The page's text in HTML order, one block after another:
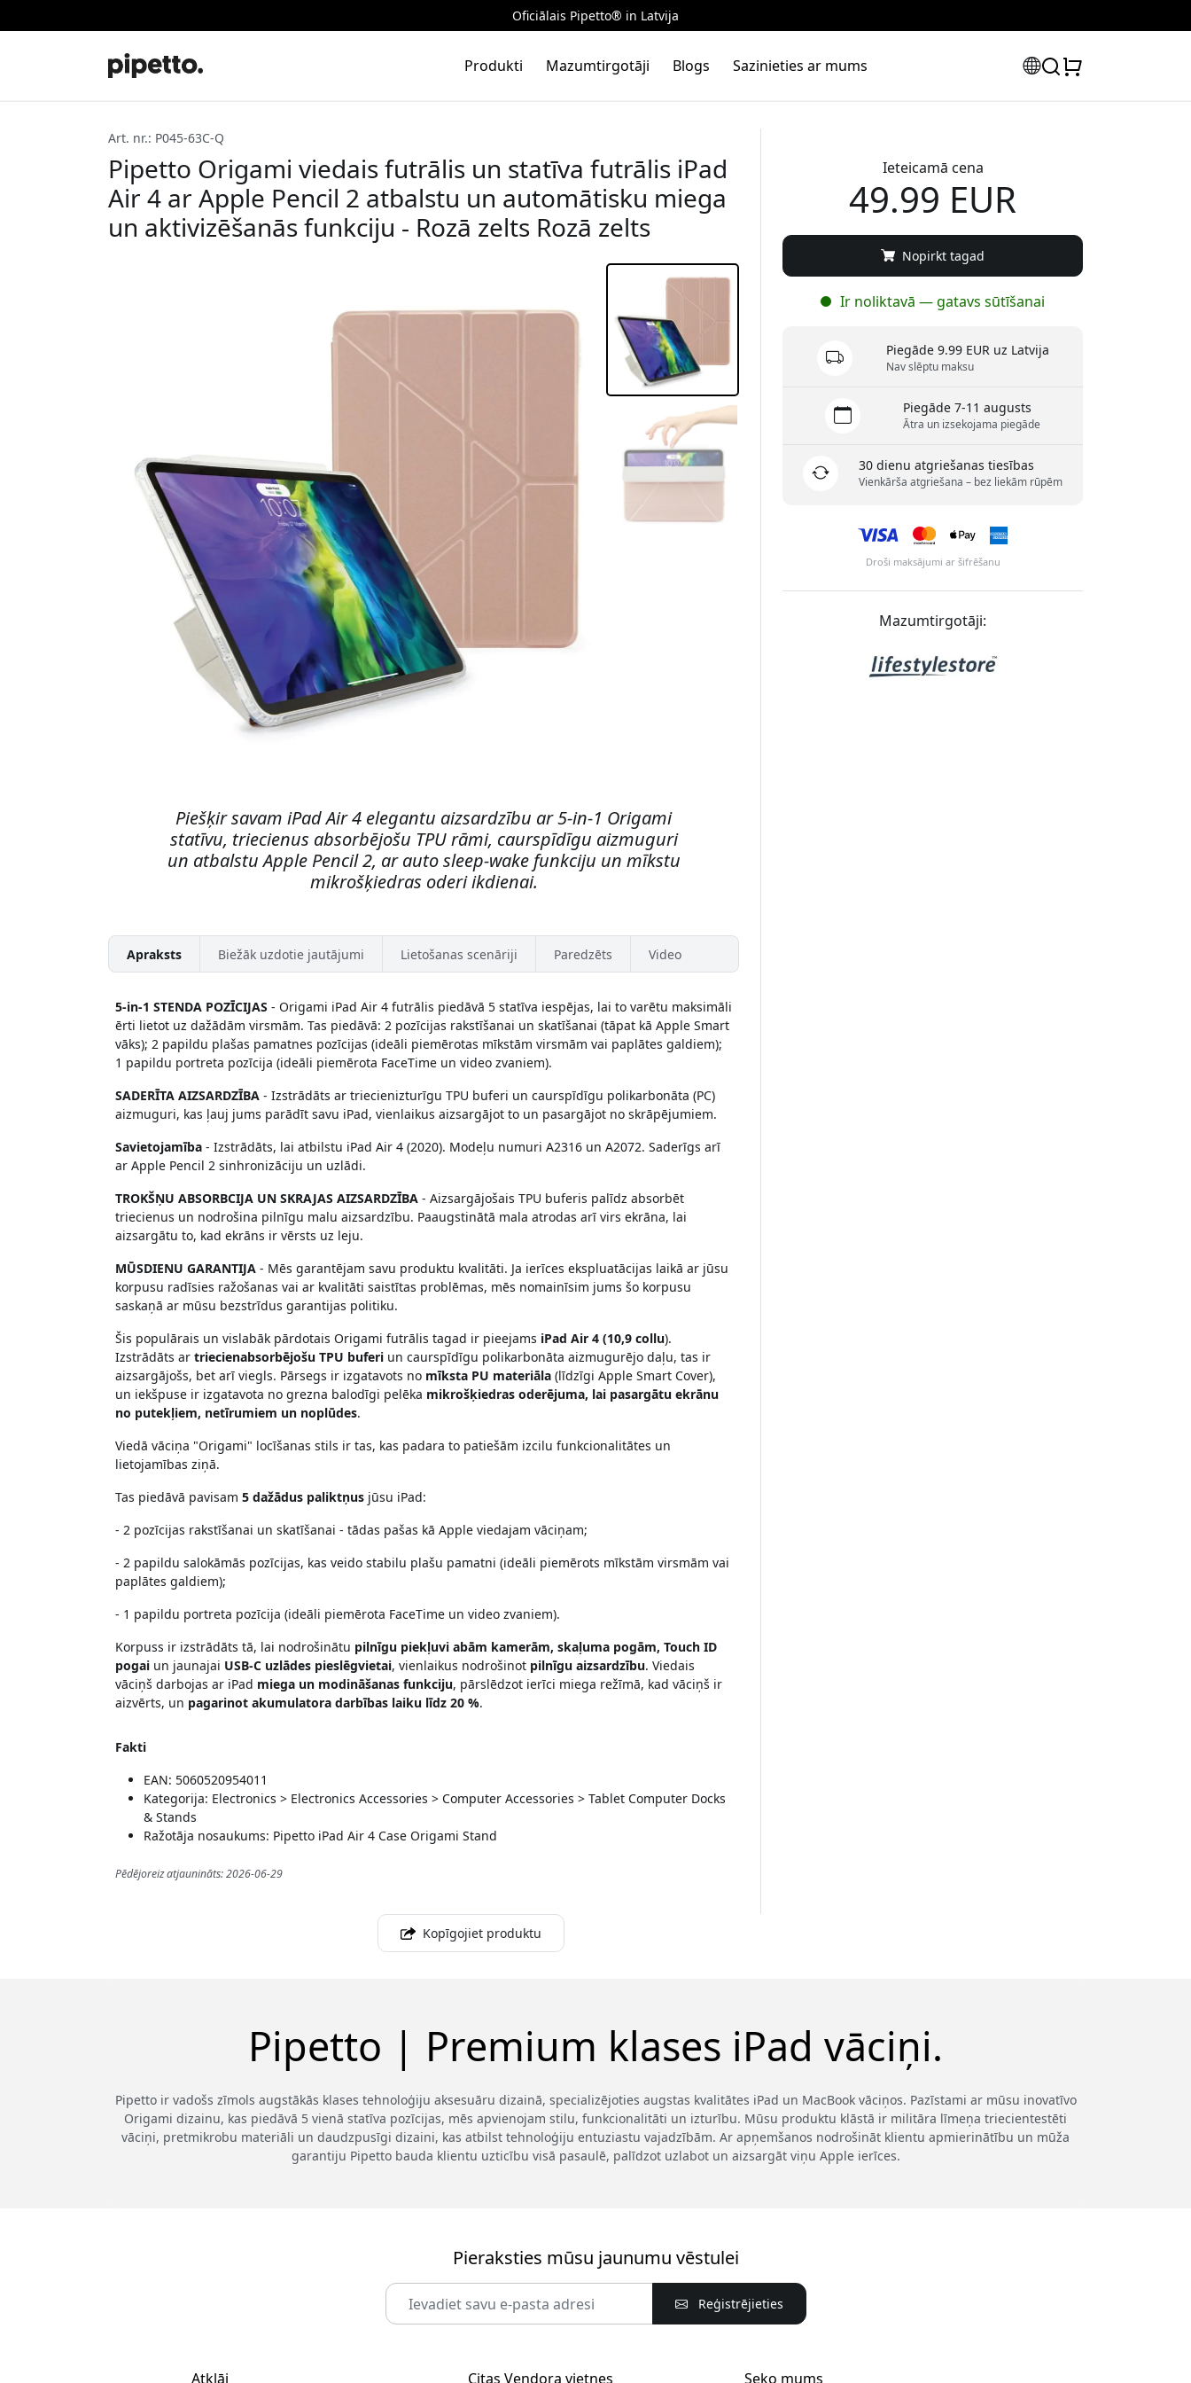
Oficiālais Pipetto® in Latvija
Produkti Mazumtirgotāji Blogs Sazinieties ar mums
Art. nr.: P045-63C-Q
Pipetto Origami viedais futrālis un statīva futrālis iPad
Air 4 ar Apple Pencil 2 atbalstu un automātisku miega
un aktivizēšanās funkciju - Rozā zelts Rozā zelts
Piešķir savam iPad Air 4 elegantu aizsardzību ar 5-in-1 Origami
statīvu, triecienus absorbējošu TPU rāmi, caurspīdīgu aizmuguri
un atbalstu Apple Pencil 2, ar auto sleep-wake funkciju un mīkstu
mikrošķiedras oderi ikdienai.
Apraksts Biežāk uzdotie jautājumi Lietošanas scenāriji Paredzēts Video
5-in-1 STENDA POZĪCIJAS - Origami iPad Air 4 futrālis piedāvā 5 statīva iespējas, lai to varētu maksimāli
ērti lietot uz dažādām virsmām. Tas piedāvā: 2 pozīcijas rakstīšanai un skatīšanai (tāpat kā Apple Smart
vāks); 2 papildu plašas pamatnes pozīcijas (ideāli piemērotas mīkstām virsmām vai paplātes galdiem);
1 papildu portreta pozīcija (ideāli piemērota FaceTime un video zvaniem).
SADERĪTA AIZSARDZĪBA - Izstrādāts ar triecienizturīgu TPU buferi un caurspīdīgu polikarbonāta (PC)
aizmuguri, kas ļauj jums parādīt savu iPad, vienlaikus aizsargājot to un pasargājot no skrāpējumiem.
Savietojamība - Izstrādāts, lai atbilstu iPad Air 4 (2020). Modeļu numuri A2316 un A2072. Saderīgs arī
ar Apple Pencil 2 sinhronizāciju un uzlādi.
TROKŠŅU ABSORBCIJA UN SKRAJAS AIZSARDZĪBA - Aizsargājošais TPU buferis palīdz absorbēt
triecienus un nodrošina pilnīgu malu aizsardzību. Paaugstinātā mala atrodas arī virs ekrāna, lai
aizsargātu to, kad ekrāns ir vērsts uz leju.
MŪSDIENU GARANTIJA - Mēs garantējam savu produktu kvalitāti. Ja ierīces ekspluatācijas laikā ar jūsu
korpusu radīsies ražošanas vai ar kvalitāti saistītas problēmas, mēs nomainīsim jums šo korpusu
saskaņā ar mūsu bezstrīdus garantijas politiku.
Šis populārais un vislabāk pārdotais Origami futrālis tagad ir pieejams iPad Air 4 (10,9 collu).
Izstrādāts ar triecienabsorbējošu TPU buferi un caurspīdīgu polikarbonāta aizmugurējo daļu, tas ir
aizsargājošs, bet arī viegls. Pārsegs ir izgatavots no mīksta PU materiāla (līdzīgi Apple Smart Cover),
un iekšpuse ir izgatavota no grezna balodīgi pelēka mikrošķiedras oderējuma, lai pasargātu ekrānu
no putekļiem, netīrumiem un noplūdes.
Viedā vāciņa "Origami" locīšanas stils ir tas, kas padara to patiešām izcilu funkcionalitātes un
lietojamības ziņā.
Tas piedāvā pavisam 5 dažādus paliktņus jūsu iPad:
- 2 pozīcijas rakstīšanai un skatīšanai - tādas pašas kā Apple viedajam vāciņam;
- 2 papildu salokāmās pozīcijas, kas veido stabilu plašu pamatni (ideāli piemērots mīkstām virsmām vai
paplātes galdiem);
- 1 papildu portreta pozīcija (ideāli piemērota FaceTime un video zvaniem).
Korpuss ir izstrādāts tā, lai nodrošinātu pilnīgu piekļuvi abām kamerām, skaļuma pogām, Touch ID
pogai un jaunajai USB-C uzlādes pieslēgvietai, vienlaikus nodrošinot pilnīgu aizsardzību. Viedais
vāciņš darbojas ar iPad miega un modināšanas funkciju, pārslēdzot ierīci miega režīmā, kad vāciņš ir
aizvērts, un pagarinot akumulatora darbības laiku līdz 20 %.
Fakti
EAN: 5060520954011
Kategorija: Electronics > Electronics Accessories > Computer Accessories > Tablet Computer Docks
& Stands
Ražotāja nosaukums: Pipetto iPad Air 4 Case Origami Stand
Pēdējoreiz atjaunināts: 2026-06-29
Ieteicamā cena
49.99 EUR
Nopirkt tagad
Ir noliktavā — gatavs sūtīšanai
Piegāde 9.99 EUR uz Latvija
Nav slēptu maksu
Piegāde 7-11 augusts
Ātra un izsekojama piegāde
30 dienu atgriešanas tiesības
Vienkārša atgriešana – bez liekām rūpēm
Droši maksājumi ar šifrēšanu
Mazumtirgotāji:
Kopīgojiet produktu
Pipetto | Premium klases iPad vāciņi.
Pipetto ir vadošs zīmols augstākās klases tehnoloģiju aksesuāru dizainā, specializējoties augstas kvalitātes iPad un MacBook vāciņos. Pazīstami ar mūsu inovatīvo
Origami dizainu, kas piedāvā 5 vienā statīva pozīcijas, mēs apvienojam stilu, funkcionalitāti un izturību. Mūsu produktu klāstā ir militāra līmeņa triecientestēti
vāciņi, pretmikrobu materiāli un daudzpusīgi dizaini, kas atbilst tehnoloģiju entuziastu vajadzībām. Ar apņemšanos nodrošināt klientu apmierinātību un mūža
garantiju Pipetto bauda klientu uzticību visā pasaulē, palīdzot uzlabot un aizsargāt viņu Apple ierīces.
Pieraksties mūsu jaunumu vēstulei
Reģistrējieties
Atklāj Citas Vendora vietnes Seko mums